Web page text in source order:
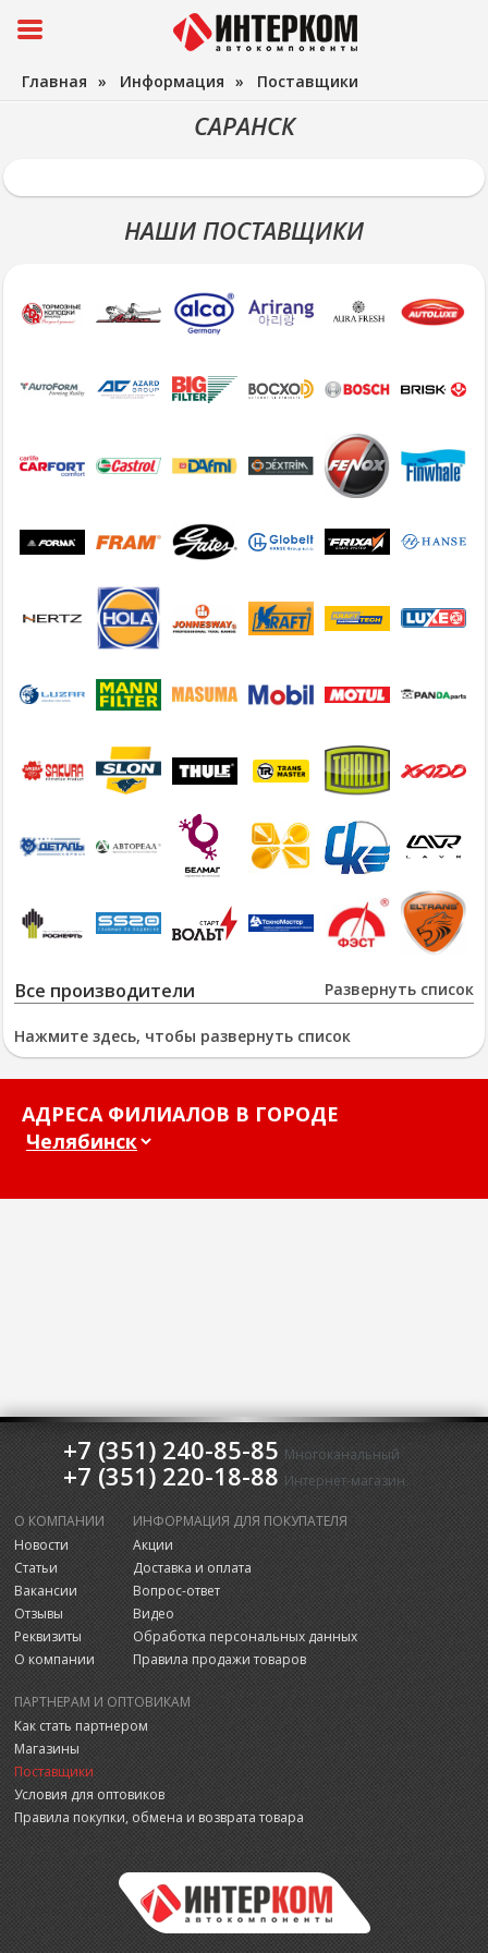
Главная » Информация » Поставщики
САРАНСК
НАШИ ПОСТАВЩИКИ
Развернуть список
Все производители
Нажмите здесь, чтобы развернуть список
АДРЕСА ФИЛИАЛОВ В ГОРОДЕ
+7 (351) 240-85-85 Многоканальный
+7 (351) 220-18-88 Интернет-магазин
О КОМПАНИИ
Новости
Статьи
Вакансии
Отзывы
Реквизиты
О компании
ИНФОРМАЦИЯ ДЛЯ ПОКУПАТЕЛЯ
Акции
Доставка и оплата
Вопрос-ответ
Видео
Обработка персональных данных
Правила продажи товаров
ПАРТНЕРАМ И ОПТОВИКАМ
Как стать партнером
Магазины
Поставщики
Условия для оптовиков
Правила покупки, обмена и возврата товара